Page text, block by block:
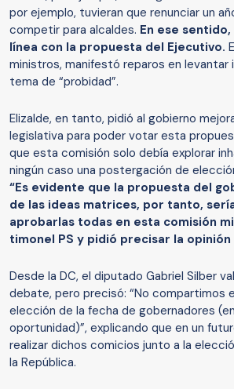
por ejemplo, tuvieran que renunciar un
competir para alcaldes. En ese
línea con la propuesta del Ejecutivo.
ministros, manifestó reparos en levantar
tema de “probidad”.
Elizalde, en tanto, pidió al gobierno
legislativa para poder votar esta
que esta comisión solo debía explorar
ningún caso una postergación de
“Es evidente que la propuesta del
de las ideas matrices, por tanto,
aprobarlas todas en esta comisión
timonel PS y pidió precisar la
Desde la DC, el diputado Gabriel Silber
debate, pero precisó: “No compartimos
elección de la fecha de gobernadores
oportunidad)”, explicando que en un
realizar dichos comicios junto a la
la República.